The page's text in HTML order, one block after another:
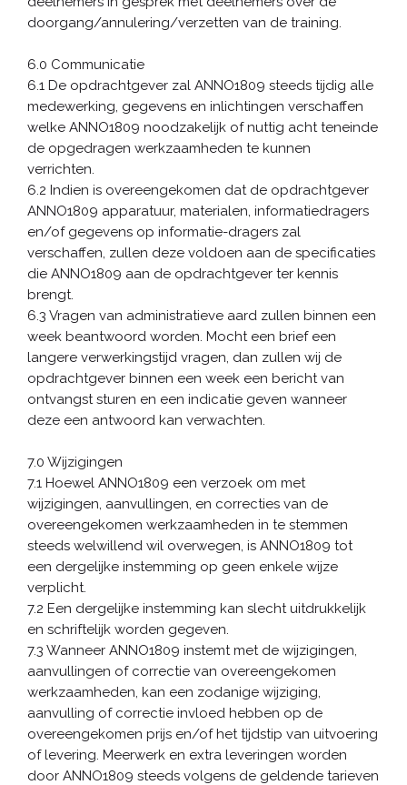
doorgang/annulering/verzetten van de training.
6.0 Communicatie
6.1 De opdrachtgever zal ANNO1809 steeds tijdig alle
medewerking, gegevens en inlichtingen verschaffen
welke ANNO1809 noodzakelijk of nuttig acht teneinde
de opgedragen werkzaamheden te kunnen
verrichten.
6.2 Indien is overeengekomen dat de opdrachtgever
ANNO1809 apparatuur, materialen, informatiedragers
en/of gegevens op informatie-dragers zal
verschaffen, zullen deze voldoen aan de specificaties
die ANNO1809 aan de opdrachtgever ter kennis
brengt.
6.3 Vragen van administratieve aard zullen binnen een
week beantwoord worden. Mocht een brief een
langere verwerkingstijd vragen, dan zullen wij de
opdrachtgever binnen een week een bericht van
ontvangst sturen en een indicatie geven wanneer
deze een antwoord kan verwachten.
7.0 Wijzigingen
7.1 Hoewel ANNO1809 een verzoek om met
wijzigingen, aanvullingen, en correcties van de
overeengekomen werkzaamheden in te stemmen
steeds welwillend wil overwegen, is ANNO1809 tot
een dergelijke instemming op geen enkele wijze
verplicht.
7.2 Een dergelijke instemming kan slecht uitdrukkelijk
en schriftelijk worden gegeven.
7.3 Wanneer ANNO1809 instemt met de wijzigingen,
aanvullingen of correctie van overeengekomen
werkzaamheden, kan een zodanige wijziging,
aanvulling of correctie invloed hebben op de
overeengekomen prijs en/of het tijdstip van uitvoering
of levering. Meerwerk en extra leveringen worden
door ANNO1809 steeds volgens de geldende tarieven